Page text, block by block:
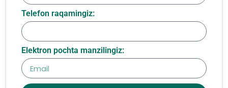
Telefon raqamingiz:
Elektron pochta manzilingiz: